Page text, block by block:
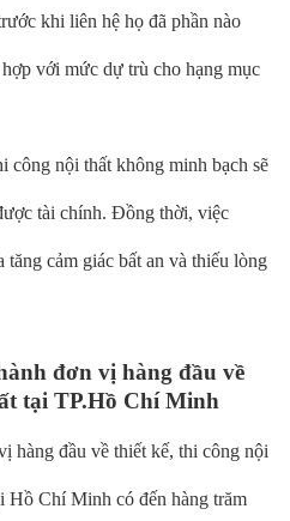
khi liên hệ họ đã phần nào
với mức dự trù cho hạng mục
công nội thất không minh bạch sẽ
tài chính. Đồng thời, việc
cảm giác bất an và thiếu lòng
đơn vị hàng đầu về
tại TP.Hồ Chí Minh
hàng đầu về thiết kế, thi công nội
Hồ Chí Minh có đến hàng trăm